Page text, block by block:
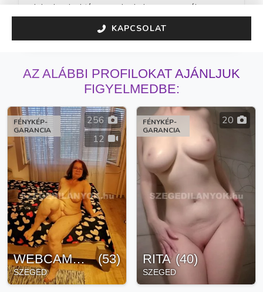
Jelenleg inaktív vagyok, de hamarosan újra
KAPCSOLAT
AZ ALÁBBI PROFILOKAT AJÁNLJUK
FIGYELMEDBE:
FÉNYKÉP-
GARANCIA
256
12
WEBCAMBELLA (53)
SZEGED
FÉNYKÉP-
GARANCIA
20
RITA (40)
SZEGED